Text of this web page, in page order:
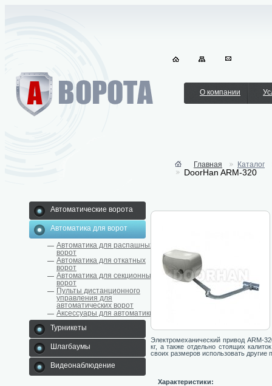
О компании
Автоматические ворота
Автоматика для ворот
Автоматика для распашных
ворот
Автоматика для откатных
ворот
Автоматика для секционных
ворот
Пульты дистанционного
управления для
автоматических ворот
Аксессуары для автоматики
Турникеты
Шлагбаумы
Видеонаблюдение
Главная Каталог
DoorHan ARM-320
Электромеханический привод ARM-
кг, а также отдельно стоящих
своих размеров использовать другие
Характеристики: